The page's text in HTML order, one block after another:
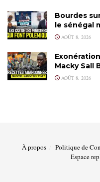
Bourdes
le sénégal
AOÛT 8, 2026
Macky Sall
AOÛT 8, 2026
À propos Politique de
Espace